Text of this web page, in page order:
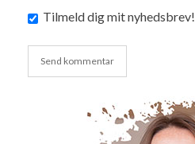
Tilmeld dig mit nyhedsbrev!